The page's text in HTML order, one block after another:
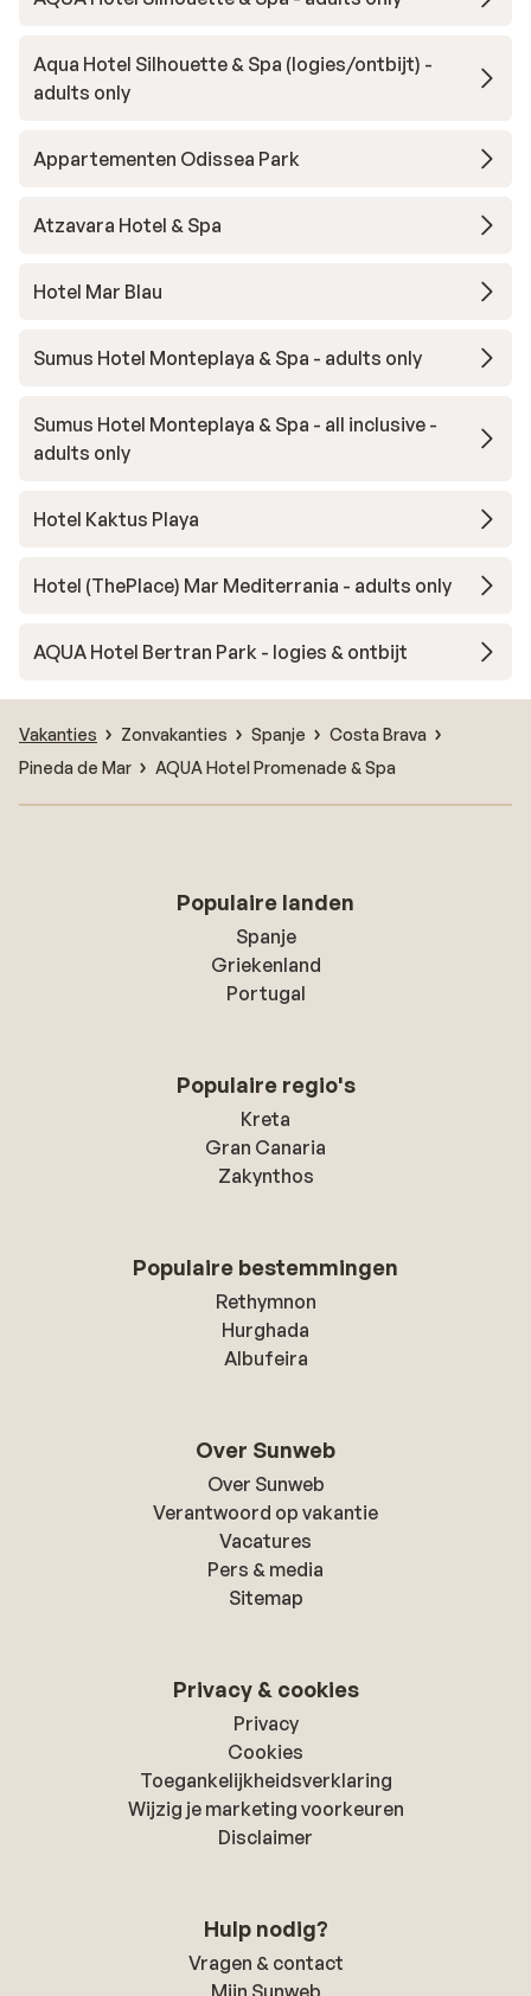
Aqua Hotel Silhouette & Spa (logies/ontbijt) -
adults only
Appartementen Odissea Park
Atzavara Hotel & Spa
Hotel Mar Blau
Sumus Hotel Monteplaya & Spa - adults only
Sumus Hotel Monteplaya & Spa - all inclusive -
adults only
Hotel Kaktus Playa
Hotel (ThePlace) Mar Mediterrania - adults only
AQUA Hotel Bertran Park - logies & ontbijt
Vakanties Zonvakanties Spanje
Costa Brava
Pineda de Mar
AQUA Hotel Promenade & Spa
Populaire landen
Spanje
Griekenland
Portugal
Populaire regio's
Kreta
Gran Canaria
Zakynthos
Populaire bestemmingen
Rethymnon
Hurghada
Albufeira
Over Sunweb
Over Sunweb
Verantwoord op vakantie
Vacatures
Pers & media
Sitemap
Privacy & cookies
Privacy
Cookies
Toegankelijkheidsverklaring
Wijzig je marketing voorkeuren
Disclaimer
Hulp nodig?
Vragen & contact
Mijn Sunweb